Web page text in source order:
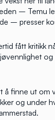
– Temu
– presser
fått kritikk
å finne ut om
og under